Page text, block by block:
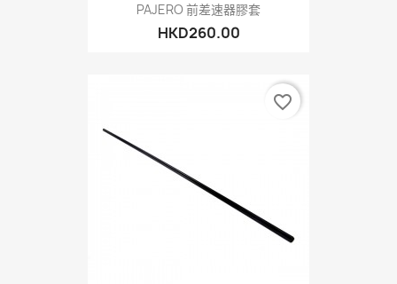
PAJERO 前差速器膠套
HKD260.00
favorite_border